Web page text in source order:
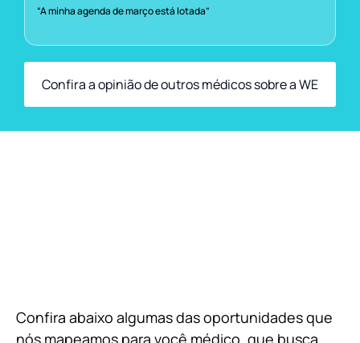
“A minha agenda de março está lotada”
Confira a opinião de outros médicos sobre a WE
Confira abaixo algumas das oportunidades que
nós mapeamos para você médico, que busca